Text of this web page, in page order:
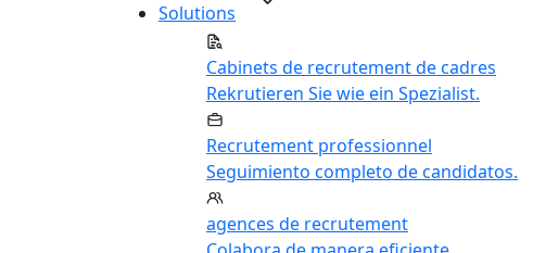
Solutions
Cabinets de recrutement de cadres
Rekrutieren Sie wie ein Spezialist.
Recrutement professionnel
Seguimiento completo de candidatos.
agences de recrutement